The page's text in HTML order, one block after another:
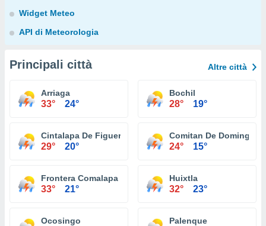
Widget Meteo
API di Meteorologia
Principali città Altre città
Arriaga
33° 24°
Bochil
28° 19°
Cintalapa De Figueroa
29° 20°
Comitan De Dominguez
24° 15°
Frontera Comalapa
33° 21°
Huixtla
32° 23°
Ocosingo Palenque